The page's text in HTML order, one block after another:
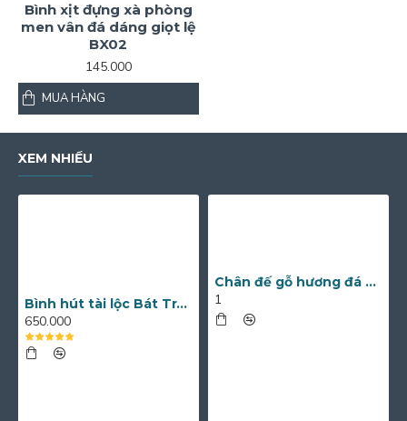
Bình xịt đựng xà phòng
men vân đá dáng giọt lệ
BX02
145.000
MUA HÀNG
XEM NHIỀU
Bình hút tài lộc Bát Tràng men lam vẽ chim công và hoa mẫu đơn BL12
650.000
Chân đế gỗ hương đá nguyên khối nhiều kích thước
1